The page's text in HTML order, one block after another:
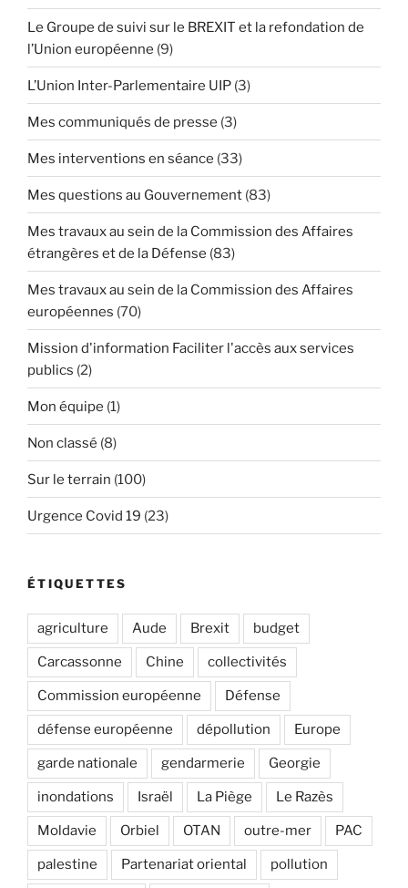
Le Groupe de suivi sur le BREXIT et la refondation de
l’Union européenne (9)
L’Union Inter-Parlementaire UIP (3)
Mes communiqués de presse (3)
Mes interventions en séance (33)
Mes questions au Gouvernement (83)
Mes travaux au sein de la Commission des Affaires
étrangères et de la Défense (83)
Mes travaux au sein de la Commission des Affaires
européennes (70)
Mission d'information Faciliter l'accès aux services
publics (2)
Mon équipe (1)
Non classé (8)
Sur le terrain (100)
Urgence Covid 19 (23)
ÉTIQUETTES
agriculture Aude Brexit budget
Carcassonne Chine collectivités
Commission européenne Défense
défense européenne dépollution Europe
garde nationale gendarmerie Georgie
inondations Israël La Piège Le Razès
Moldavie Orbiel OTAN outre-mer PAC
palestine Partenariat oriental pollution